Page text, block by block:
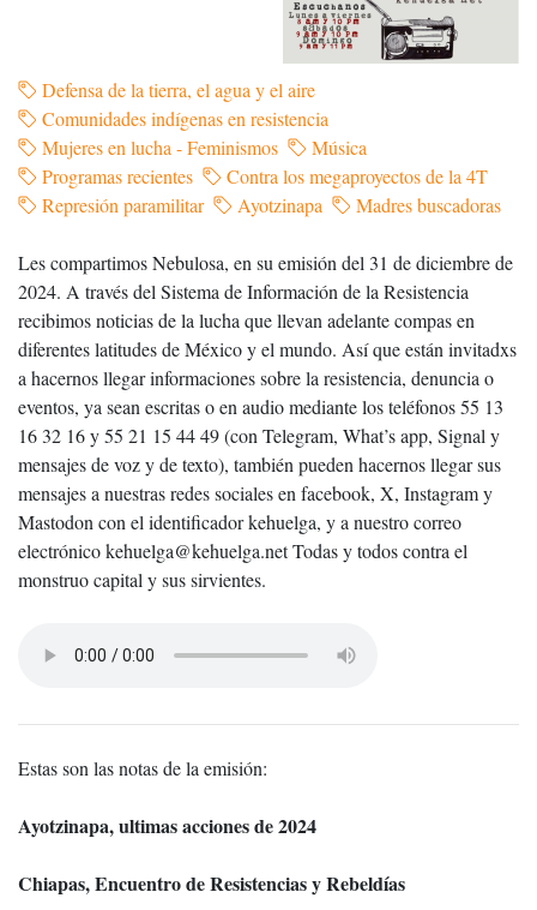
Defensa de la tierra, el agua y el aire
Comunidades indígenas en resistencia
Mujeres en lucha - Feminismos
Música
Programas recientes
Contra los megaproyectos de la 4T
Represión paramilitar
Ayotzinapa Madres buscadoras
Les compartimos Nebulosa, en su emisión del 31 de diciembre de
2024. A través del Sistema de Información de la Resistencia
recibimos noticias de la lucha que llevan adelante compas en
diferentes latitudes de México y el mundo. Así que están invitadxs
a hacernos llegar informaciones sobre la resistencia, denuncia o
eventos, ya sean escritas o en audio mediante los teléfonos 55 13
16 32 16 y 55 21 15 44 49 (con Telegram, What’s app, Signal y
mensajes de voz y de texto), también pueden hacernos llegar sus
mensajes a nuestras redes sociales en facebook, X, Instagram y
Mastodon con el identificador kehuelga, y a nuestro correo
electrónico kehuelga@kehuelga.net Todas y todos contra el
monstruo capital y sus sirvientes.
Estas son las notas de la emisión:
Ayotzinapa, ultimas acciones de 2024
Chiapas, Encuentro de Resistencias y Rebeldías